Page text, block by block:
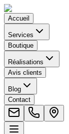
Accueil
Services
Boutique
Réalisations
Avis clients
Blog
Contact